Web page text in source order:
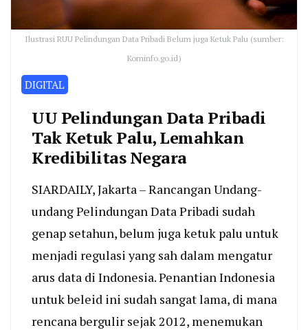
Ilustrasi RUU Pelindungan Data Pribadi Belum juga Ketuk Palu (sumber:
Kominfo.go.id)
DIGITAL
UU Pelindungan Data Pribadi
Tak Ketuk Palu, Lemahkan
Kredibilitas Negara
SIARDAILY, Jakarta – Rancangan Undang-
undang Pelindungan Data Pribadi sudah
genap setahun, belum juga ketuk palu untuk
menjadi regulasi yang sah dalam mengatur
arus data di Indonesia. Penantian Indonesia
untuk beleid ini sudah sangat lama, di mana
rencana bergulir sejak 2012, menemukan